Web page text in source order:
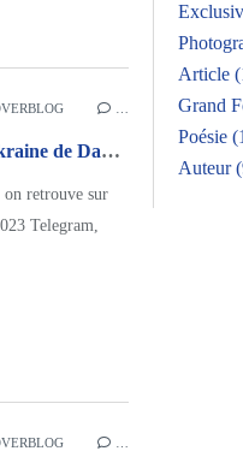
Chanson poétique pour l'Ukraine de Damien Saez : ievguenia : Cover Jeanne Chollet
on retrouve sur
Telegram,
Article
Grand
Poésie
Auteur